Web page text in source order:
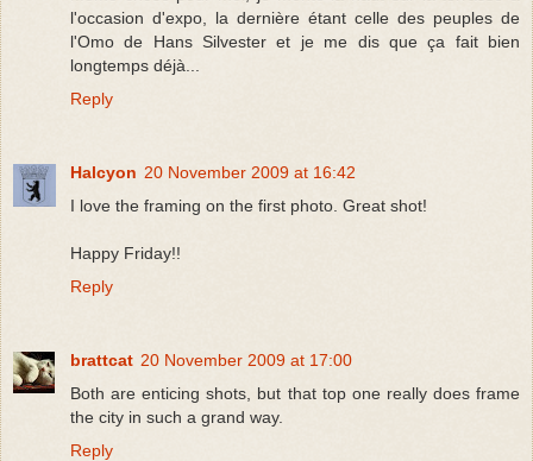
l'occasion d'expo, la dernière étant celle des peuples de
l'Omo de Hans Silvester et je me dis que ça fait bien
longtemps déjà...
Reply
Halcyon 20 November 2009 at 16:42
I love the framing on the first photo. Great shot!
Happy Friday!!
Reply
brattcat 20 November 2009 at 17:00
Both are enticing shots, but that top one really does frame
the city in such a grand way.
Reply